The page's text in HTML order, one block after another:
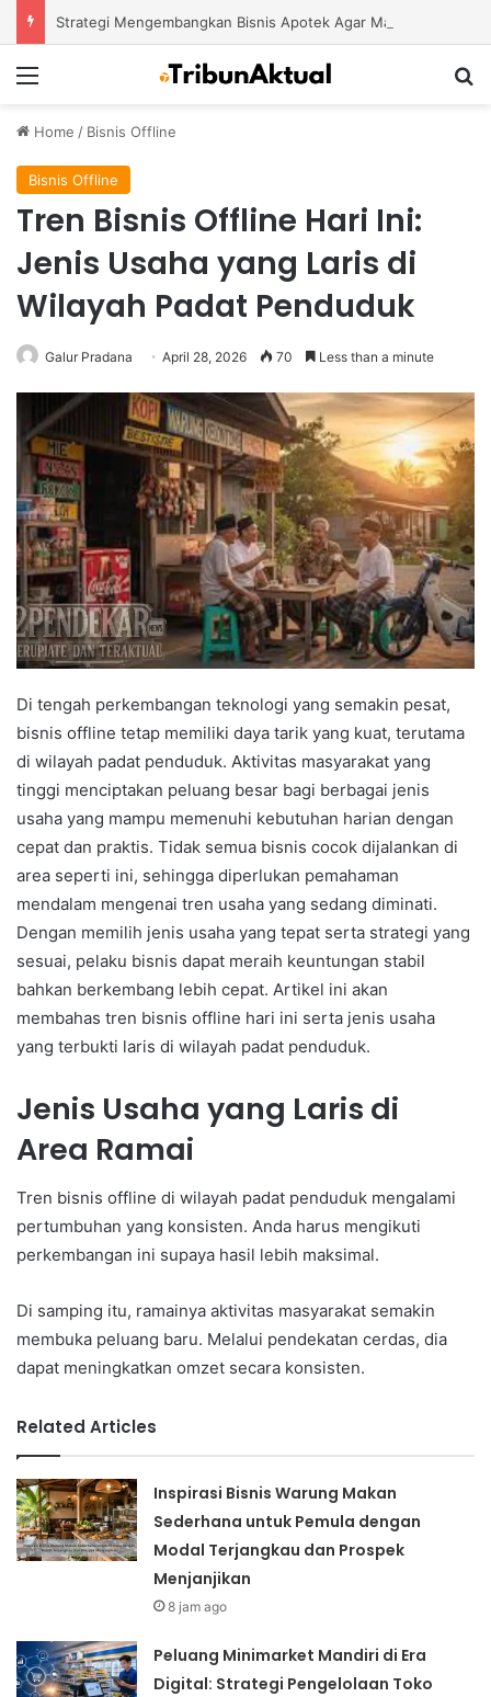
Home / Bisnis Offline
Bisnis Offline
Tren Bisnis Offline Hari Ini:
Jenis Usaha yang Laris di
Wilayah Padat Penduduk
Galur Pradana April 28, 2026 70 Less than a minute
Di tengah perkembangan teknologi yang semakin pesat,
bisnis offline tetap memiliki daya tarik yang kuat, terutama
di wilayah padat penduduk. Aktivitas masyarakat yang
tinggi menciptakan peluang besar bagi berbagai jenis
usaha yang mampu memenuhi kebutuhan harian dengan
cepat dan praktis. Tidak semua bisnis cocok dijalankan di
area seperti ini, sehingga diperlukan pemahaman
mendalam mengenai tren usaha yang sedang diminati.
Dengan memilih jenis usaha yang tepat serta strategi yang
sesuai, pelaku bisnis dapat meraih keuntungan stabil
bahkan berkembang lebih cepat. Artikel ini akan
membahas tren bisnis offline hari ini serta jenis usaha
yang terbukti laris di wilayah padat penduduk.
Jenis Usaha yang Laris di
Area Ramai
Tren bisnis offline di wilayah padat penduduk mengalami
pertumbuhan yang konsisten. Anda harus mengikuti
perkembangan ini supaya hasil lebih maksimal.
Di samping itu, ramainya aktivitas masyarakat semakin
membuka peluang baru. Melalui pendekatan cerdas, dia
dapat meningkatkan omzet secara konsisten.
Related Articles
Inspirasi Bisnis Warung Makan
Sederhana untuk Pemula dengan
Modal Terjangkau dan Prospek
Menjanjikan
8 jam ago
Peluang Minimarket Mandiri di Era
Digital: Strategi Pengelolaan Toko